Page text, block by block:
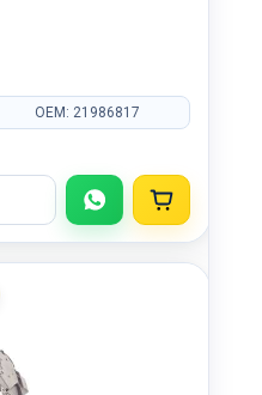
OEM: 21986817